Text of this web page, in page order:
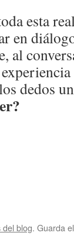
esta
en
al
dedos
del blog. Guarda